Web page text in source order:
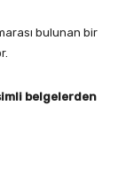
bulunan bir
belgelerden